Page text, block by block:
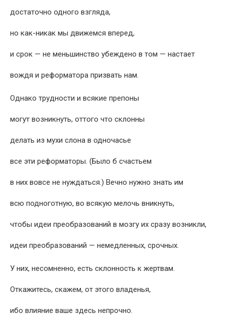
достаточно одного взгляда,
но как-никак мы движемся вперед,
и срок — не меньшинство убеждено в том — настает
вождя и реформатора призвать нам.
Однако трудности и всякие препоны
могут возникнуть, оттого что склонны
делать из мухи слона в одночасье
все эти реформаторы. (Было б счастьем
в них вовсе не нуждаться.) Вечно нужно знать им
всю подноготную, во всякую мелочь вникнуть,
чтобы идеи преобразований в мозгу их сразу возникли,
идеи преобразований — немедленных, срочных.
У них, несомненно, есть склонность к жертвам.
Откажитесь, скажем, от этого владенья,
ибо влияние ваше здесь непрочно.